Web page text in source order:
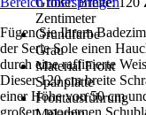
Zentimeter
Grundfarbe
Grau
Material Front
Spanplatte
Frontausführung
Fügen Sie Ihrem
der Serie Sole einen
durch eine raffinierte
Dieser 120 cm breite
einer Höhe von 50 cm
großen, modernen